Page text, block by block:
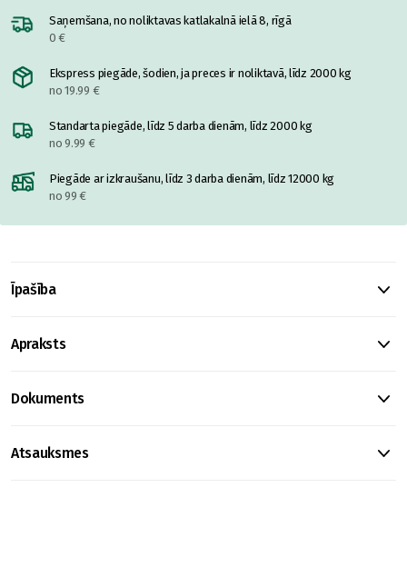
Saņemšana, no noliktavas katlakalnā ielā 8, rīgā
0 €
Ekspress piegāde, šodien, ja preces ir noliktavā, līdz 2000 kg
no 19.99 €
Standarta piegāde, līdz 5 darba dienām, līdz 2000 kg
no 9.99 €
Piegāde ar izkraušanu, līdz 3 darba dienām, līdz 12000 kg
no 99 €
Īpašība
Apraksts
Dokuments
Atsauksmes